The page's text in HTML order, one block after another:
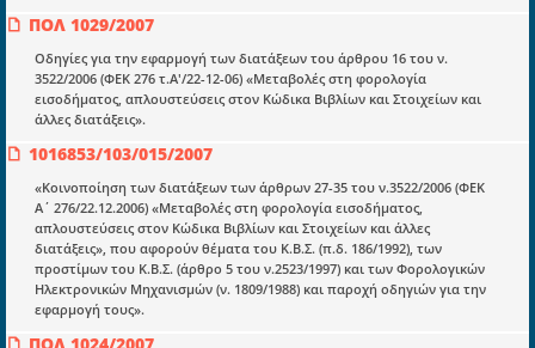
ΠΟΛ 1029/2007
Οδηγίες για την εφαρμογή των διατάξεων του άρθρου 16 του ν.
3522/2006 (ΦΕΚ 276 τ.Α'/22-12-06) «Μεταβολές στη φορολογία
εισοδήματος, απλουστεύσεις στον Κώδικα Βιβλίων και Στοιχείων και
άλλες διατάξεις».
1016853/103/015/2007
«Κοινοποίηση των διατάξεων των άρθρων 27-35 του ν.3522/2006 (ΦΕΚ
Α΄ 276/22.12.2006) «Μεταβολές στη φορολογία εισοδήματος,
απλουστεύσεις στον Κώδικα Βιβλίων και Στοιχείων και άλλες
διατάξεις», που αφορούν θέματα του Κ.Β.Σ. (π.δ. 186/1992), των
προστίμων του Κ.Β.Σ. (άρθρο 5 του ν.2523/1997) και των Φορολογικών
Ηλεκτρονικών Μηχανισμών (ν. 1809/1988) και παροχή οδηγιών για την
εφαρμογή τους».
Ποιοί είμαστε;
Μια πολυετής εθελοντική προσπάθεια που
μετατράπηκε σε επιχειρηματική οντότητα και φιλοδοξεί να συμβάλλει
στην διάδοση της γνώσης.
Ενότητες
Επικαιρότητα
E-book